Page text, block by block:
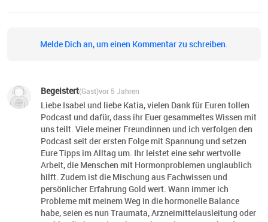
Melde Dich an, um einen Kommentar zu schreiben.
Begeistert(Gast)vor 5 Jahren
Liebe Isabel und liebe Katia, vielen Dank für Euren tollen
Podcast und dafür, dass ihr Euer gesammeltes Wissen mit
uns teilt. Viele meiner Freundinnen und ich verfolgen den
Podcast seit der ersten Folge mit Spannung und setzen
Eure Tipps im Alltag um. Ihr leistet eine sehr wertvolle
Arbeit, die Menschen mit Hormonproblemen unglaublich
hilft. Zudem ist die Mischung aus Fachwissen und
persönlicher Erfahrung Gold wert. Wann immer ich
Probleme mit meinem Weg in die hormonelle Balance
habe, seien es nun Traumata, Arzneimittelausleitung oder